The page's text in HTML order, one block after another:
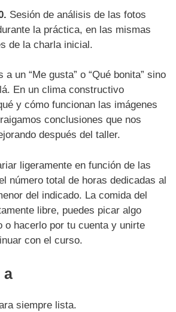
Sesión de análisis de las fotos
la práctica, en las mismas
de la charla inicial.
un “Me gusta” o “Qué bonita” sino
En un clima constructivo
y cómo funcionan las imágenes
conclusiones que nos
después del taller.
ligeramente en función de las
número total de horas dedicadas al
del indicado. La comida del
libre, puedes picar algo
o hacerlo por tu cuenta y unirte
con el curso.
a
siempre lista.